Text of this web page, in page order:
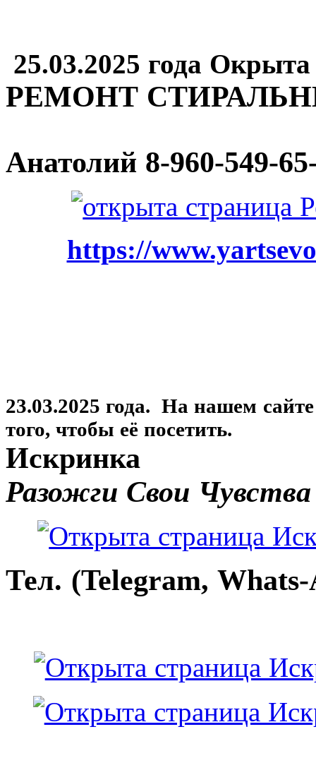
25.03.2025 года
РЕМОНТ
Анатолий 8-960-549-
https://
23.03.2025 года. На нашем
того, чтобы её посетить.
Искринка
Разожги Свои Чувства
Тел. (Telegram,